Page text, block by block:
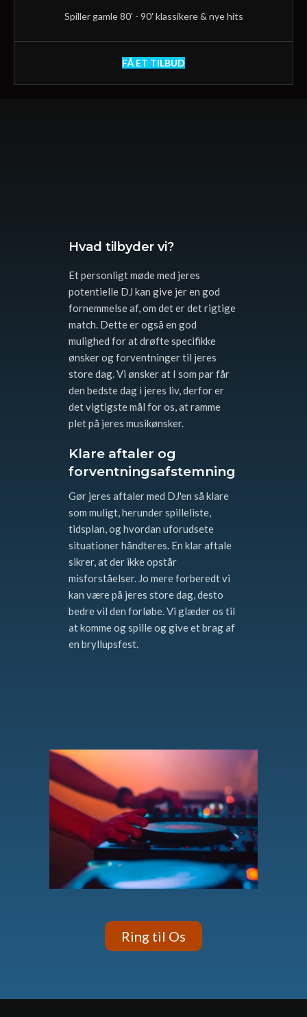
Spiller gamle 80' - 90' klassikere & nye hits
FÅ ET TILBUD
Hvad tilbyder vi?
Et personligt møde med jeres
potentielle DJ kan give jer en god
fornemmelse af, om det er det rigtige
match. Dette er også en god
mulighed for at drøfte specifikke
ønsker og forventninger til jeres
store dag. Vi ønsker at I som par får
den bedste dag i jeres liv, derfor er
det vigtigste mål for os, at ramme
plet på jeres musikønsker.
Klare aftaler og
forventningsafstemning
Gør jeres aftaler med DJ'en så klare
som muligt, herunder spilleliste,
tidsplan, og hvordan uforudsete
situationer håndteres. En klar aftale
sikrer, at der ikke opstår
misforståelser. Jo mere forberedt vi
kan være på jeres store dag, desto
bedre vil den forløbe. Vi glæder os til
at komme og spille og give et brag af
en bryllupsfest.
Ring til Os